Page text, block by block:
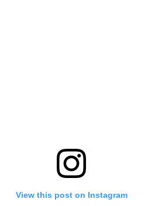
View this post on Instagram